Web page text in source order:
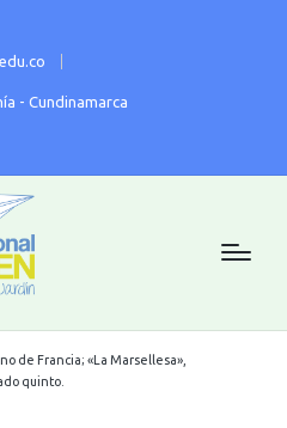
- Cundinamarca
de Francia; «La Marsellesa»,
quinto.